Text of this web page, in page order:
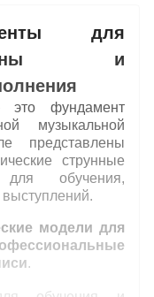
для
и
фундамент
музыкальной
представлены
струнные
для обучения,
модели для
.